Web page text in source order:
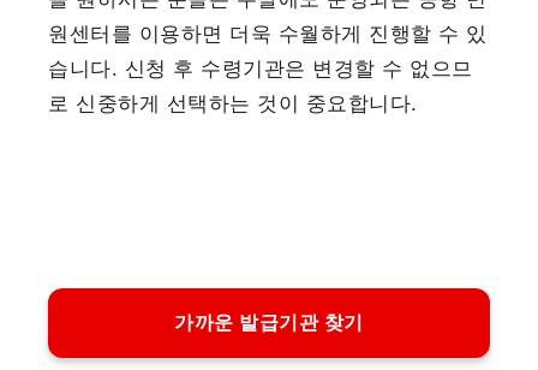
원센터를 이용하면 더욱 수월하게 진행할 수 있
습니다. 신청 후 수령기관은 변경할 수 없으므
로 신중하게 선택하는 것이 중요합니다.
가까운 발급기관 찾기